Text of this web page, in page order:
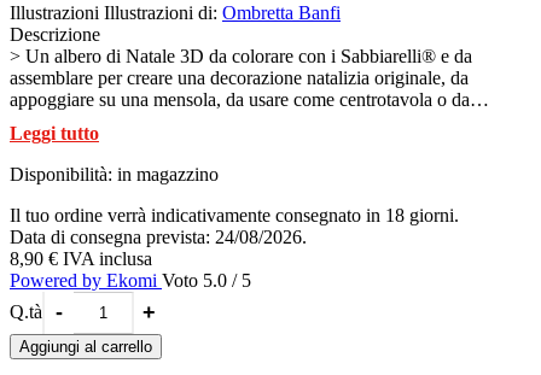
Illustrazioni Illustrazioni di: Ombretta Banfi
Descrizione
> Un albero di Natale 3D da colorare con i Sabbiarelli® e da
assemblare per creare una decorazione natalizia originale, da
appoggiare su una mensola, da usare come centrotavola o da
appendere al proprio albero di Natale. L’albero di Natale 3D infatti
sta in piedi da solo, appoggiato su un ripiano, oppure può essere
appeso come le più tradizionali decorazioni. Dopo aver colorato con
la sabbia le 5 schede presenti nell’album, le schede vanno
assemblate seguendo le istruzioni riportate sul foglio illustrativo.
Non servono forbici o colla: i fogli sono già adesivi dove serve per
trattenere la sabbia o per unire tra loro le parti che compongono
l’abete. Per la colorazione si usano le sabbie Sabbiarelli®,
acquistabili separatamente. Una volta assemblato, l’alberello si
appoggia su una superficie piana o si appende, come decorazione.
L’albero di Natale fa parte delle decorazioni 3D collezionabili che
ogni anno Sabbiarelli dedica al Natale. Tutte da sabbiarellare,
Leggi tutto
Disponibilità: in magazzino
Il tuo ordine verrà indicativamente consegnato in 18 giorni.
Data di consegna prevista: 24/08/2026.
8,90 € IVA inclusa
Powered by Ekomi Voto 5.0 / 5
Q.tà
- +
Aggiungi al carrello